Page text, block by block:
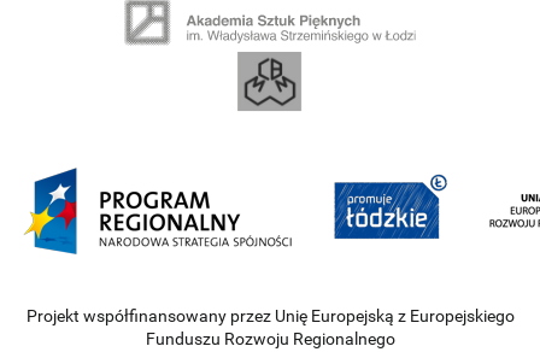
Projekt współfinansowany przez Unię Europejską z Europejskiego
Funduszu Rozwoju Regionalnego